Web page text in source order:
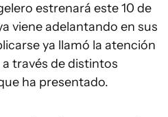
estrenará este 10 de
viene adelantando en sus
ya llamó la atención
través de distintos
ha presentado.